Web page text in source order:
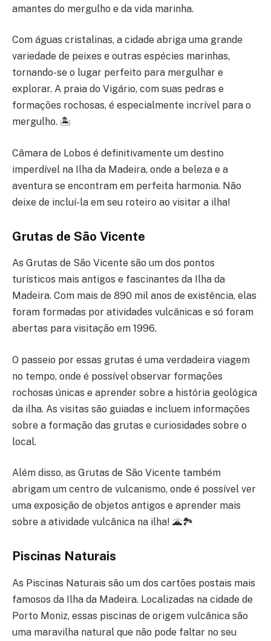
amantes do mergulho e da vida marinha.
Com águas cristalinas, a cidade abriga uma grande
variedade de peixes e outras espécies marinhas,
tornando-se o lugar perfeito para mergulhar e
explorar. A praia do Vigário, com suas pedras e
formações rochosas, é especialmente incrível para o
mergulho. 🏝️
Câmara de Lobos é definitivamente um destino
imperdível na Ilha da Madeira, onde a beleza e a
aventura se encontram em perfeita harmonia. Não
deixe de incluí-la em seu roteiro ao visitar a ilha!
Grutas de São Vicente
As Grutas de São Vicente são um dos pontos
turísticos mais antigos e fascinantes da Ilha da
Madeira. Com mais de 890 mil anos de existência, elas
foram formadas por atividades vulcânicas e só foram
abertas para visitação em 1996.
O passeio por essas grutas é uma verdadeira viagem
no tempo, onde é possível observar formações
rochosas únicas e aprender sobre a história geológica
da ilha. As visitas são guiadas e incluem informações
sobre a formação das grutas e curiosidades sobre o
local.
Além disso, as Grutas de São Vicente também
abrigam um centro de vulcanismo, onde é possível ver
uma exposição de objetos antigos e aprender mais
sobre a atividade vulcânica na ilha! 🌋🏞️
Piscinas Naturais
As Piscinas Naturais são um dos cartões postais mais
famosos da Ilha da Madeira. Localizadas na cidade de
Porto Moniz, essas piscinas de origem vulcânica são
uma maravilha natural que não pode faltar no seu